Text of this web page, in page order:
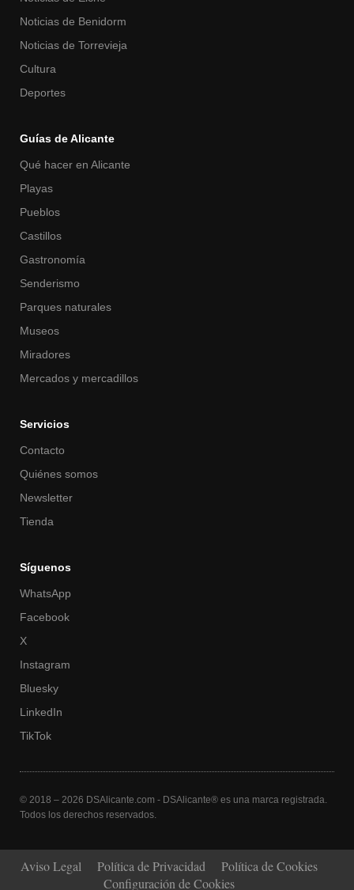
Noticias de Benidorm
Noticias de Torrevieja
Cultura
Deportes
Guías de Alicante
Qué hacer en Alicante
Playas
Pueblos
Castillos
Gastronomía
Senderismo
Parques naturales
Museos
Miradores
Mercados y mercadillos
Servicios
Contacto
Quiénes somos
Newsletter
Tienda
Síguenos
WhatsApp
Facebook
X
Instagram
Bluesky
LinkedIn
TikTok
© 2018 – 2026 DSAlicante.com - DSAlicante® es una marca registrada.
Todos los derechos reservados.
Aviso Legal Política de Privacidad
Política de Cookies
Configuración de Cookies